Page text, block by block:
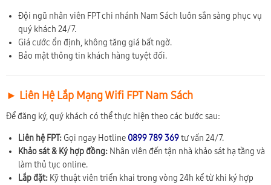
Đội ngũ nhân viên FPT chi nhánh Nam Sách luôn sẵn sàng phục vụ
quý khách 24/7.
Giá cước ổn định, không tăng giá bất ngờ.
Bảo mật thông tin khách hàng tuyệt đối.
► Liên Hệ Lắp Mạng Wifi FPT Nam Sách
Để đăng ký, quý khách có thể thực hiện theo các bước sau:
Liên hệ FPT: Gọi ngay Hotline 0899 789 369tư vấn 24/7.
Khảo sát & Ký hợp đồng: Nhân viên đến tận nhà khảo sát hạ tầng và
làm thủ tục online.
Lắp đặt: Kỹ thuật viên triển khai trong vòng 24h kể từ khi ký hợp